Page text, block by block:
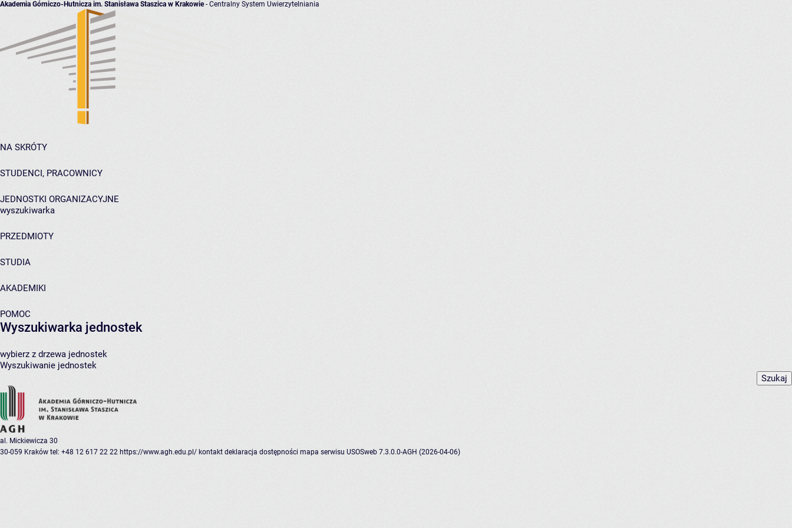
Akademia Górniczo-Hutnicza im. Stanisława Staszica w Krakowie- Centralny System Uwierzytelniania
NA SKRÓTY
STUDENCI, PRACOWNICY
JEDNOSTKI ORGANIZACYJNE
wyszukiwarka
PRZEDMIOTY
STUDIA
AKADEMIKI
POMOC
Wyszukiwarka jednostek
wybierz z drzewa jednostek
Wyszukiwanie jednostek
al. Mickiewicza 30
30-059 Kraków tel: +48 12 617 22 22 https://www.agh.edu.pl/ kontakt deklaracja dostępności mapa serwisu USOSweb 7.3.0.0-AGH (2026-04-06)